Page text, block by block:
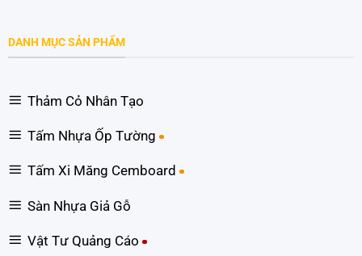
DANH MỤC SẢN PHẨM
Thảm Cỏ Nhân Tạo
Tấm Nhựa Ốp Tường
Tấm Xi Măng Cemboard
Sàn Nhựa Giả Gỗ
Vật Tư Quảng Cáo